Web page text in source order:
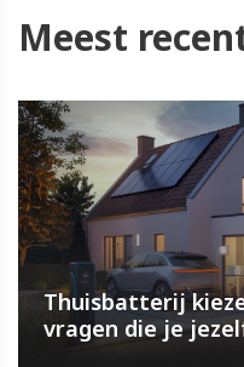
Meest
Thuisbatterij
vragen die je